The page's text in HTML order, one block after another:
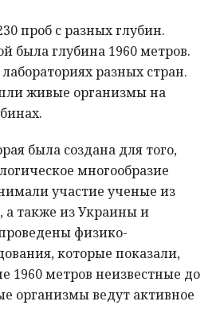
проб с разных глубин.
была глубина 1960 метров.
разных стран.
живые организмы на
была создана для того,
многообразие
участие ученые из
а также из Украины и
физико-
которые показали,
1960 метров неизвестные до
организмы ведут активное